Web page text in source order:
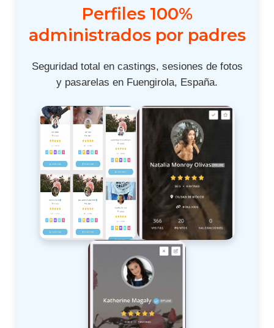
Perfiles 100%
administrados por padres
Seguridad total en castings, sesiones de fotos
y pasarelas en Fuengirola, España.